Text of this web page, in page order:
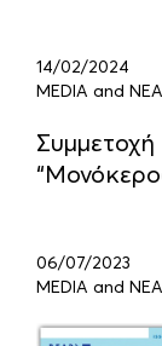
14/02/2024
MEDIA and ΝΕΑ
06/07/2023
MEDIA and ΝΕΑ